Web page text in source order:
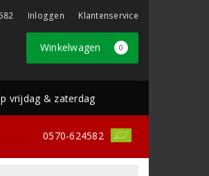
Inloggen Klantenservice
Winkelwagen 0
vrijdag & zaterdag
0570-624582